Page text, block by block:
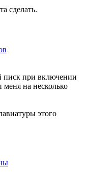
сделать.
писк при включении
на несколько
этого